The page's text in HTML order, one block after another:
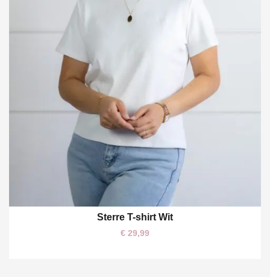
L
Sterre T-shirt Wit
€ 29,99